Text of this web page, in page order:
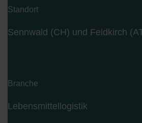
Standort
Sennwald (CH) und Feldkirch
Branche
Lebensmittellogistik